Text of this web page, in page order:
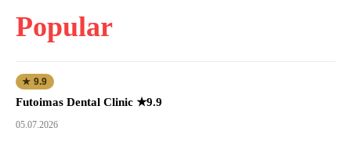
Popular
★ 9.9
Futoimas Dental Clinic ★9.9
05.07.2026